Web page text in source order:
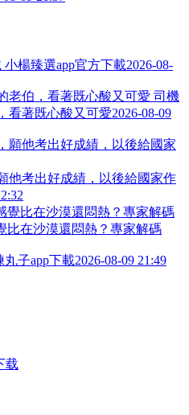
小楊臻選app官方下載2026-08-
司機
看著既心酸又可愛2026-08-09
他考出好成績，以後給國家作
比在沙漠還悶熱？專家解碼
丸子app下載2026-08-09 21:49
载